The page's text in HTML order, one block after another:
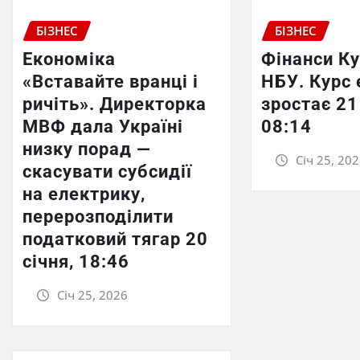
БІЗНЕС
Економіка
«Вставайте вранці і
ричіть». Директорка
МВФ дала Україні
низку порад —
скасувати субсидії
на електрику,
перерозподілити
податковий тягар 20
січня, 18:46
Січ 25, 2026
БІЗНЕС
Фінанси
НБУ. Курс
зростає
08:14
Січ 25,